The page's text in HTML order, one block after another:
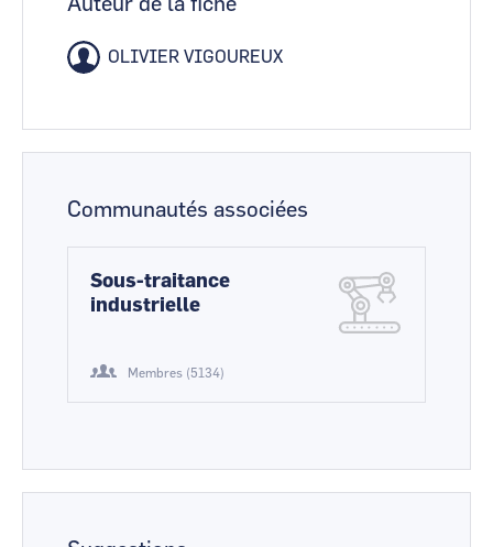
OLIVIER VIGOUREUX
Communautés associées
Sous-traitance
industrielle
Membres (5134)